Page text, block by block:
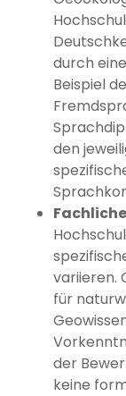
durch
Beispiel
den
variieren.
für
der
keine